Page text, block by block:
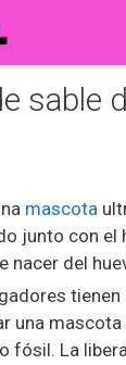
sable
mascota
junto con
nacer del
tienen
una
fósil. La